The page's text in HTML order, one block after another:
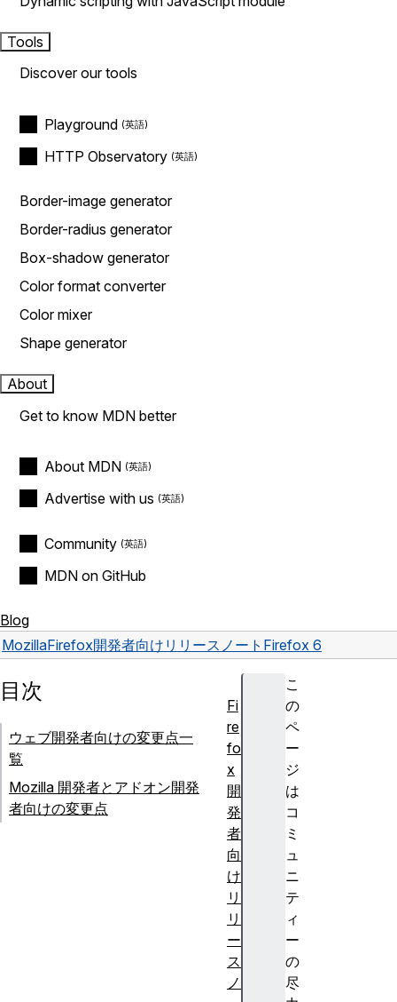
Tools
Discover our tools
Playground
HTTP Observatory
Border-image generator
Border-radius generator
Box-shadow generator
Color format converter
Color mixer
Shape generator
About
Get to know MDN better
About MDN
Advertise with us
Community
MDN on GitHub
Blog
MozillaFirefox開発者向けリリースノート Firefox 6
こ
の
ペ
ー
ジ
は
コ
ミ
ュ
ニ
テ
ィ
ー
の
尽
目次
ウェブ開発者向けの変更点一
覧
Mozilla 開発者とアドオン開発
者向けの変更点
Fi
re
fo
x
開
発
者
向
け
リ
リ
ー
ス
ノ